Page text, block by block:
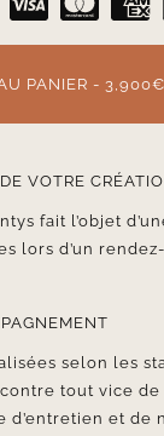
PANIER - 3,900€
VOTRE
fait l’objet
lors d’un
selon les
tout vice
d’entretien et